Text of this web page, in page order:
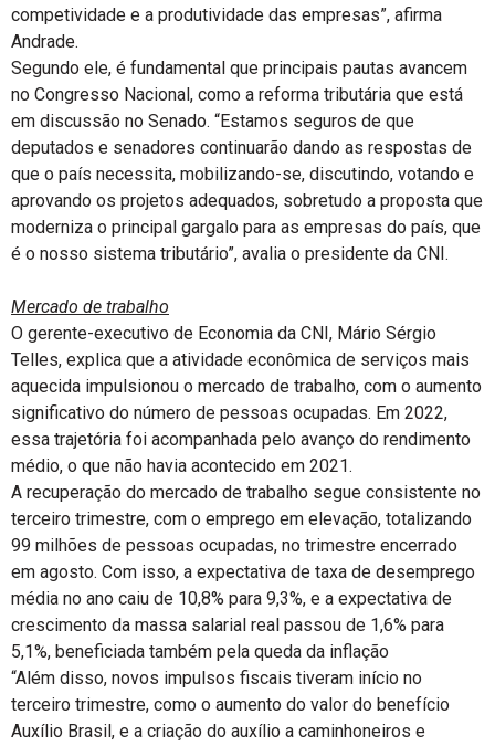
competividade e a produtividade das empresas”, afirma
Andrade.
Segundo ele, é fundamental que principais pautas avancem
no Congresso Nacional, como a reforma tributária que está
em discussão no Senado. “Estamos seguros de que
deputados e senadores continuarão dando as respostas de
que o país necessita, mobilizando-se, discutindo, votando e
aprovando os projetos adequados, sobretudo a proposta que
moderniza o principal gargalo para as empresas do país, que
é o nosso sistema tributário”, avalia o presidente da CNI.
Mercado de trabalho
O gerente-executivo de Economia da CNI, Mário Sérgio
Telles, explica que a atividade econômica de serviços mais
aquecida impulsionou o mercado de trabalho, com o aumento
significativo do número de pessoas ocupadas. Em 2022,
essa trajetória foi acompanhada pelo avanço do rendimento
médio, o que não havia acontecido em 2021.
A recuperação do mercado de trabalho segue consistente no
terceiro trimestre, com o emprego em elevação, totalizando
99 milhões de pessoas ocupadas, no trimestre encerrado
em agosto. Com isso, a expectativa de taxa de desemprego
média no ano caiu de 10,8% para 9,3%, e a expectativa de
crescimento da massa salarial real passou de 1,6% para
5,1%, beneficiada também pela queda da inflação
“Além disso, novos impulsos fiscais tiveram início no
terceiro trimestre, como o aumento do valor do benefício
Auxílio Brasil, e a criação do auxílio a caminhoneiros e